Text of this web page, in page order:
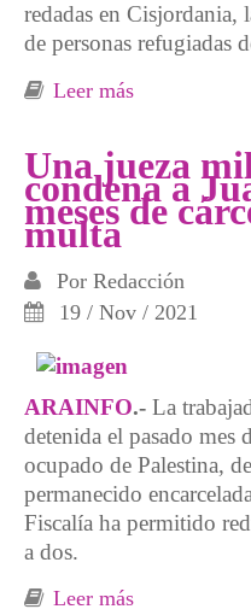
redadas en Cisjordania,
de personas refugiadas
Leer más
Una jueza
condena a
meses de
multa
Por Redacción
19 / Nov / 2021
ARAINFO.- La
detenida el pasado mes
ocupado de Palestina,
permanecido
Fiscalía ha permitido
a dos.
Leer más